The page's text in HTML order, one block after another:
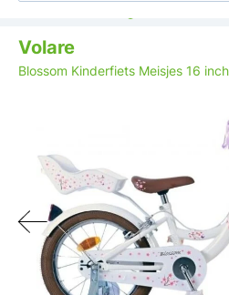
Volare
Blossom Kinderfiets Meisjes 16